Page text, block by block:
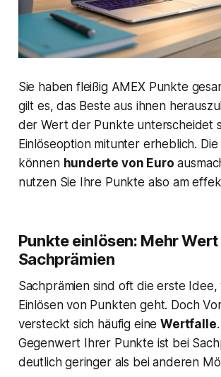
Sie haben fleißig AMEX Punkte
gilt es, das Beste aus ihnen
der Wert der Punkte unterscheidet
Einlöseoption mitunter erheblich.
können hunderte von Euro
nutzen Sie Ihre Punkte also am
Punkte einlösen: Mehr
Sachprämien
Sachprämien sind oft die erste Idee,
Einlösen von Punkten geht. Doch
versteckt sich häufig eineWertfalle
Gegenwert Ihrer Punkte ist bei
deutlich geringer als bei anderen